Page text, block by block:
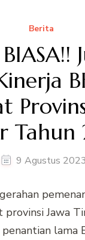
Berita
Tahun
9 Agustus 2023
provinsi Jawa
lama